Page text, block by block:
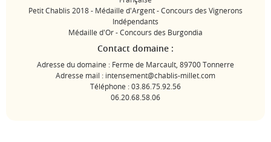
Petit Chablis 2018 - Médaille d'Argent - Concours des Vignerons
Indépendants
Médaille d'Or - Concours des Burgondia
Contact domaine :
Adresse du domaine : Ferme de Marcault, 89700 Tonnerre
Adresse mail : intensement@chablis-millet.com
Téléphone : 03.86.75.92.56
06.20.68.58.06